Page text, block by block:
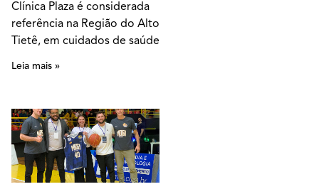
Clínica Plaza é considerada
referência na Região do Alto
Tietê, em cuidados de saúde
Leia mais »